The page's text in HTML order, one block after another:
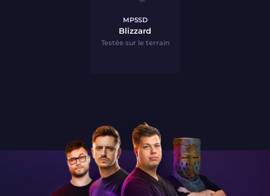
MP5SD
Blizzard
Testée sur le terrain